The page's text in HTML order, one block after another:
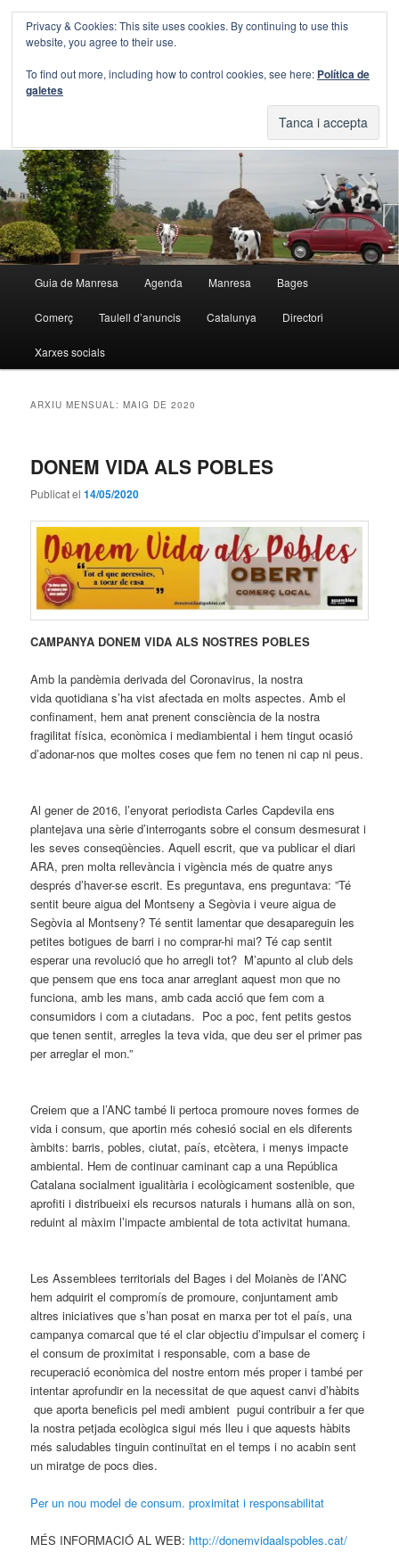
Aneu
contingut
Aneu
contingut
Blog Guia Manresa
principal
Guia de Manresa Agenda Manresa Bages
Comerç Taulell d’anuncis Catalunya Directori
Xarxes socials
ARXIU MENSUAL:MAIG DE 2020
DONEM VIDA ALS POBLES
Publicat el14/05/2020
CAMPANYA DONEM VIDA ALS NOSTRES POBLES
Amb la pandèmia derivada del Coronavirus, la nostra
vida quotidiana s’ha vist afectada en molts aspectes. Amb el
confinament, hem anat prenent consciència de la nostra
fragilitat física, econòmica i mediambiental i hem tingut ocasió
d’adonar-nos que moltes coses que fem no tenen ni cap ni peus.
Al gener de 2016, l’enyorat periodista Carles Capdevila ens
plantejava una sèrie d’interrogants sobre el consum desmesurat i
les seves conseqüències. Aquell escrit, que va publicar el diari
ARA, pren molta rellevància i vigència més de quatre anys
després d’haver-se escrit. Es preguntava, ens preguntava: ”Té
sentit beure aigua del Montseny a Segòvia i veure aigua de
Segòvia al Montseny? Té sentit lamentar que desapareguin les
petites botigues de barri i no comprar-hi mai? Té cap sentit
esperar una revolució que ho arregli tot? M’apunto al club dels
que pensem que ens toca anar arreglant aquest mon que no
funciona, amb les mans, amb cada acció que fem com a
consumidors i com a ciutadans. Poc a poc, fent petits gestos
que tenen sentit, arregles la teva vida, que deu ser el primer pas
per arreglar el mon.”
Creiem que a l’ANC també li pertoca promoure noves formes de
vida i consum, que aportin més cohesió social en els diferents
àmbits: barris, pobles, ciutat, país, etcètera, i menys impacte
ambiental. Hem de continuar caminant cap a una República
Catalana socialment igualitària i ecològicament sostenible, que
aprofiti i distribueixi els recursos naturals i humans allà on son,
reduint al màxim l’impacte ambiental de tota activitat humana.
Les Assemblees territorials del Bages i del Moianès de l’ANC
hem adquirit el compromís de promoure, conjuntament amb
altres iniciatives que s’han posat en marxa per tot el país, una
campanya comarcal que té el clar objectiu d’impulsar el comerç i
el consum de proximitat i responsable, com a base de
recuperació econòmica del nostre entorn més proper i també per
intentar aprofundir en la necessitat de que aquest canvi d’hàbits
que aporta beneficis pel medi ambient pugui contribuir a fer que
la nostra petjada ecològica sigui més lleu i que aquests hàbits
més saludables tinguin continuïtat en el temps i no acabin sent
un miratge de pocs dies.
Per un nou model de consum. proximitat i responsabilitat
MÉS INFORMACIÓ AL WEB: http://donemvidaalspobles.cat/
Privacy & Cookies: This site uses cookies. By continuing to use this
website, you agree to their use.
To find out more, including how to control cookies, see here: Política de
galetes